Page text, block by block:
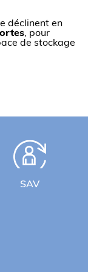
déclinent en
, pour
de stockage
SAV